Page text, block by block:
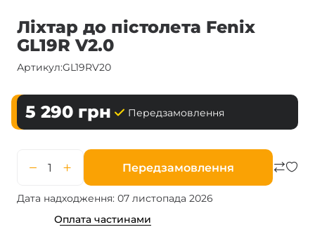
Ліхтар до пістолета Fenix
GL19R V2.0
Артикул:GL19RV20
5 290 грн Передзамовлення
Передзамовлення
Дата надходження: 07 листопада 2026
Оплата частинами